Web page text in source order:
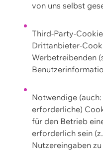
von uns selbst
Third-Party-
Drittanbieter-
Werbetreibenden
Notwendige
erforderliche)
für den Betrieb
erforderlich sein
Nutzereingaben